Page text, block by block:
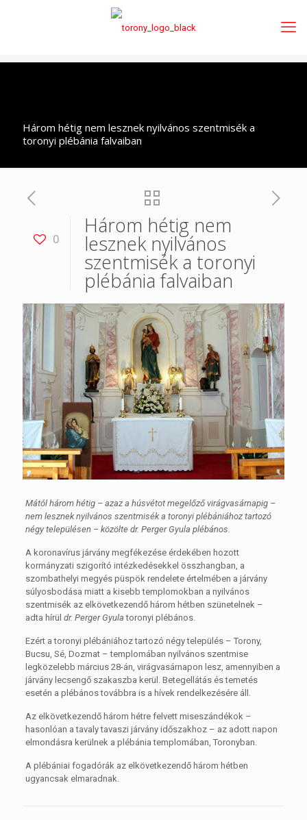
Három hétig nem lesznek nyilvános szentmisék a
toronyi plébánia falvaiban
0
Három hétig nem
lesznek nyilvános
szentmisék a toronyi
plébánia falvaiban
Mától három hétig – azaz a húsvétot megelőző virágvasárnapig –
nem lesznek nyilvános szentmisék a toronyi plébániához tartozó
négy településen – közölte dr. Perger Gyula plébános.
A koronavírus járvány megfékezése érdekében hozott
kormányzati szigorító intézkedésekkel összhangban, a
szombathelyi megyés püspök rendelete értelmében a járvány
súlyosbodása miatt a kisebb templomokban a nyilvános
szentmisék az elkövetkezendő három hétben szünetelnek –
adta hírül dr. Perger Gyula toronyi plébános.
Ezért a toronyi plébániához tartozó négy település – Torony,
Bucsu, Sé, Dozmat – templomában nyilvános szentmise
legközelebb március 28-án, virágvasárnapon lesz, amennyiben a
járvány lecsengő szakaszba kerül. Betegellátás és temetés
esetén a plébános továbbra is a hívek rendelkezésére áll.
Az elkövetkezendő három hétre felvett miseszándékok –
hasonlóan a tavaly tavaszi járvány időszakhoz – az adott napon
elmondásra kerülnek a plébánia templomában, Toronyban.
A plébániai fogadórák az elkövetkezendő három hétben
ugyancsak elmaradnak.